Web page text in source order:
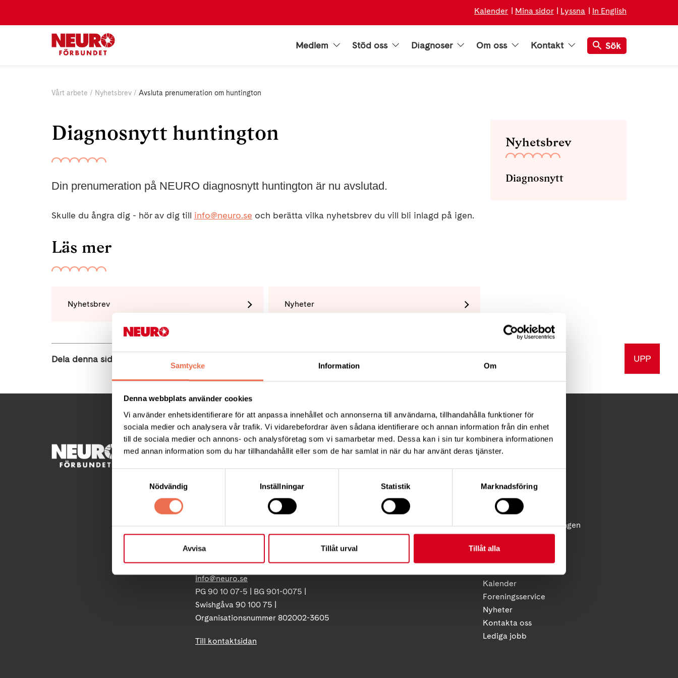
Samtycke Information Om
Denna webbplats använder cookies
Vi använder enhetsidentifierare för att anpassa innehållet och annonserna till användarna, tillhandahålla funktioner för
sociala medier och analysera vår trafik. Vi vidarebefordrar även sådana identifierare och annan information från din enhet
till de sociala medier och annons- och analysföretag som vi samarbetar med. Dessa kan i sin tur kombinera informationen
med annan information som du har tillhandahållit eller som de har samlat in när du har använt deras tjänster.
Nödvändig
Inställningar Statistik Marknadsföring
Avvisa Tillåt urval Tillåt alla
Kalender Mina sidor Lyssna In English
Medlem Stöd oss Diagnoser Om oss Kontakt Sök
Vårt arbete Nyhetsbrev Avsluta prenumeration om huntington
Diagnosnytt huntington
Din prenumeration på NEURO diagnosnytt huntington är nu avslutad.
Skulle du ångra dig - hör av dig till info@neuro.se och berätta vilka nyhetsbrev du vill bli inlagd på igen.
Läs mer
Nyhetsbrev Nyheter
Dela denna sida:
Nyhetsbrev
Diagnosnytt
UPP
KONTAKT
Ågatan 12 C, 172 62 Sundbyberg
08-677 70 10
Postadress:
171 04 Solna
info@neuro.se
PG 90 10 07-5 | BG 901-0075 |
Swishgåva 90 100 75 |
Organisationsnummer 802002-3605
Till kontaktsidan
FÖRDJUPNING
Så tycker vi
Tillgänglighet
Neuroförbundets integritetspolicy
Giva Sveriges kvalitetskod
FÖR MEDLEMMAR
Diagnosstöd
Anhörigstöd
Juridiskt stöd
Reflex - medlemstidningen
HITTA SNABBT
Kalender
Foreningsservice
Nyheter
Kontakta oss
Lediga jobb